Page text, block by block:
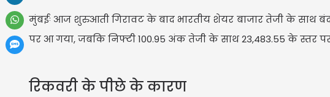
मुंबईः आज शुरुआती गिरावट के बाद भारतीय शेयर बाजार तेजी के साथ
पर आ गया, जबकि निफ्टी 100.95 अंक तेजी के साथ 23,483.55 के स्तर
रिकवरी के पीछे के कारण